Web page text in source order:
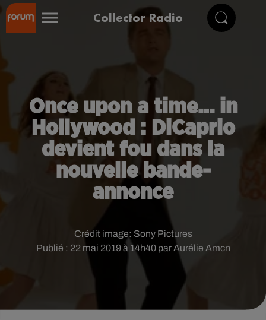
Collector Radio
Once upon a time… in
Hollywood : DiCaprio
devient fou dans la
nouvelle bande-
annonce
Publié : 22 mai 2019 à 14h40 par Aurélie Amcn
Crédit image: Sony Pictures